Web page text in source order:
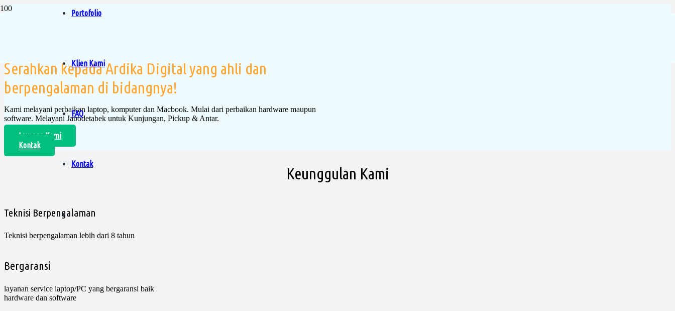
Portofolio
Klien Kami
FAQ
Kontak
Serahkan kepada Ardika Digital yang ahli dan
berpengalaman di bidangnya!
Kami melayani perbaikan laptop, komputer dan Macbook. Mulai dari perbaikan hardware maupun
software. Melayani Jabodetabek untuk Kunjungan, Pickup & Antar.
Layanan Kami
Kontak
Keunggulan Kami
Teknisi Berpengalaman
Teknisi berpengalaman lebih dari 8 tahun
Bergaransi
layanan service laptop/PC yang bergaransi baik
hardware dan software